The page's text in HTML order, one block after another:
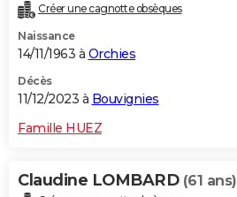
Créer une cagnotte obsèques
Naissance
14/11/1963 à Orchies
Décès
11/12/2023 à Bouvignies
Famille HUEZ
Claudine LOMBARD (61 ans)